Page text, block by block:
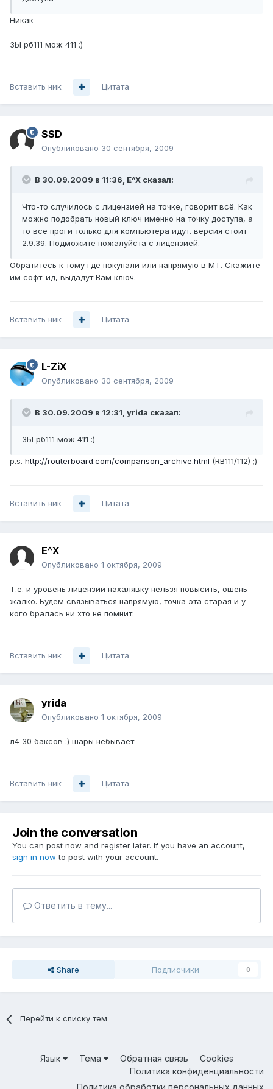
Никак
ЗЫ рб111 мож 411 :)
Вставить ник Цитата
SSD
Опубликовано 30 сентября, 2009
В 30.09.2009 в 11:36, E^X сказал:
Что-то случилось с лицензией на точке, говорит всё. Как
можно подобрать новый ключ именно на точку доступа, а
то все проги только для компьютера идут. версия стоит
2.9.39. Подможите пожалуйста с лицензией.
Обратитесь к тому где покупали или напрямую в МТ. Скажите
им софт-ид, выдадут Вам ключ.
Вставить ник Цитата
L-ZiX
Опубликовано 30 сентября, 2009
В 30.09.2009 в 12:31, yrida сказал:
ЗЫ рб111 мож 411 :)
p.s. http://routerboard.com/comparison_archive.html (RB111/112) ;)
Вставить ник Цитата
E^X
Опубликовано 1 октября, 2009
Т.е. и уровень лицензии нахалявку нельзя повысить, ошень
жалко. Будем связываться напрямую, точка эта старая и у
кого бралась ни хто не помнит.
Вставить ник Цитата
yrida
Опубликовано 1 октября, 2009
л4 30 баксов :) шары небывает
Вставить ник Цитата
Join the conversation
You can post now and register later. If you have an account,
sign in now to post with your account.
Ответить в тему...
Share Подписчики 0
Перейти к списку тем
Язык Тема Обратная связь
Cookies
Политика конфиденциальности